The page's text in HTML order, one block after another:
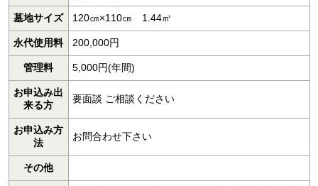
墓地サイズ 120㎝×110㎝ 1.44㎡
永代使用料 200,000円
管理料 5,000円(年間)
お申込み出
来る方
要面談 ご相談ください
お申込み方
法
お問合わせ下さい
その他